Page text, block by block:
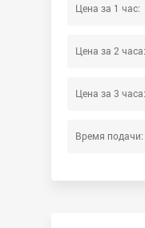
Цена за 1 час:
Цена за 2 часа:
Цена за 3 часа:
Время подачи: